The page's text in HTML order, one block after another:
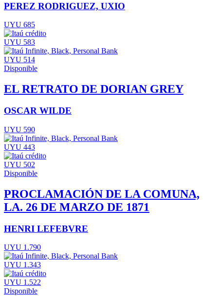
PEREZ RODRIGUEZ, UXIO
UYU 685
UYU 583
UYU 514
Disponible
EL RETRATO DE DORIAN GREY
OSCAR WILDE
UYU 590
UYU 443
UYU 502
Disponible
PROCLAMACIÓN DE LA COMUNA,
LA. 26 DE MARZO DE 1871
HENRI LEFEBVRE
UYU 1.790
UYU 1.343
UYU 1.522
Disponible